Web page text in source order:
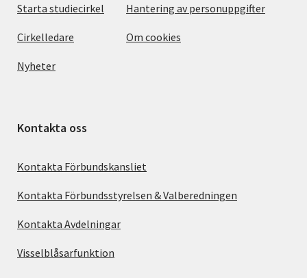
Starta studiecirkel
Cirkelledare
Nyheter
Hantering av personuppgifter
Om cookies
Kontakta oss
Kontakta Förbundskansliet
Kontakta Förbundsstyrelsen & Valberedningen
Kontakta Avdelningar
Visselblåsarfunktion